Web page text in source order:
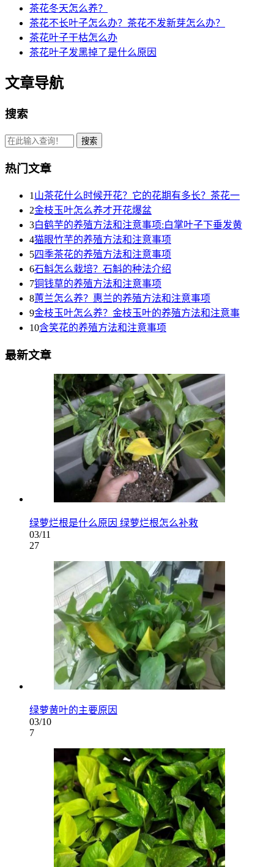
茶花冬天怎么养？
茶花不长叶子怎么办？茶花不发新芽怎么办？
茶花叶子干枯怎么办
茶花叶子发黑掉了是什么原因
文章导航
搜索
热门文章
1 山茶花什么时候开花？它的花期有多长？茶花一
2金枝玉叶怎么养才开花爆盆
3白鹤芋的养殖方法和注意事项:白掌叶子下垂发黄
4猫眼竹芋的养殖方法和注意事项
5四季茶花的养殖方法和注意事项
6石斛怎么栽培？石斛的种法介绍
7铜钱草的养殖方法和注意事项
8蕙兰怎么养？惠兰的养殖方法和注意事项
9金枝玉叶怎么养？金枝玉叶的养殖方法和注意事
10含笑花的养殖方法和注意事项
最新文章
绿萝烂根是什么原因 绿萝烂根怎么补救
03/11
27
绿萝黄叶的主要原因
03/10
7